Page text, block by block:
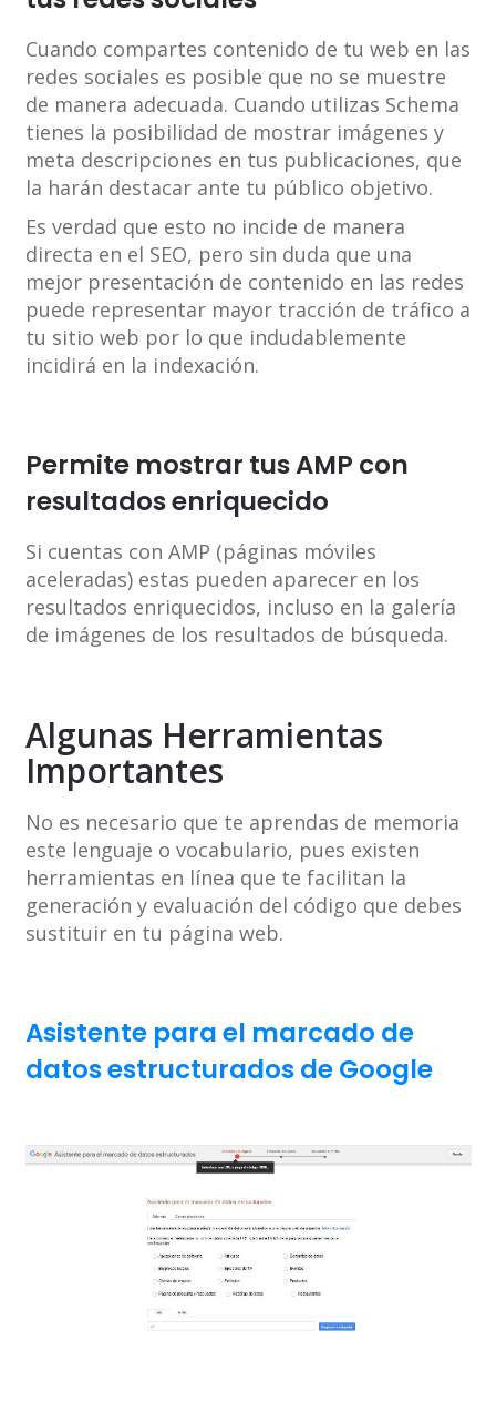
Cuando compartes contenido de tu web en las
redes sociales es posible que no se muestre
de manera adecuada. Cuando utilizas Schema
tienes la posibilidad de mostrar imágenes y
meta descripciones en tus publicaciones, que
la harán destacar ante tu público objetivo.
Es verdad que esto no incide de manera
directa en el SEO, pero sin duda que una
mejor presentación de contenido en las redes
puede representar mayor tracción de tráfico a
tu sitio web por lo que indudablemente
incidirá en la indexación.
Permite mostrar tus AMP con
resultados enriquecido
Si cuentas con AMP (páginas móviles
aceleradas) estas pueden aparecer en los
resultados enriquecidos, incluso en la galería
de imágenes de los resultados de búsqueda.
Algunas Herramientas
Importantes
No es necesario que te aprendas de memoria
este lenguaje o vocabulario, pues existen
herramientas en línea que te facilitan la
generación y evaluación del código que debes
sustituir en tu página web.
Asistente para el marcado de
datos estructurados de Google